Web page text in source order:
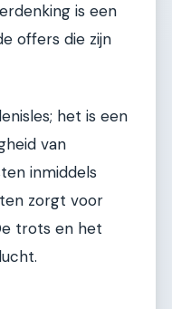
is een
offers die zijn
het is een
van
inmiddels
zorgt voor
trots en het